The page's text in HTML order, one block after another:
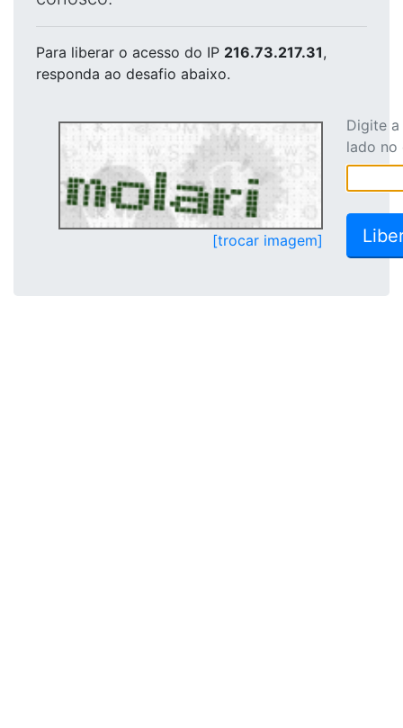
Para liberar o acesso do IP 216.73.217.31,
responda ao desafio abaixo.
[trocar imagem]
Digite
lado no